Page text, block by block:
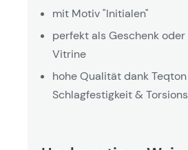
mit Motiv "Initialen"
perfekt als Geschenk
Vitrine
hohe Qualität dank
Schlagfestigkeit &